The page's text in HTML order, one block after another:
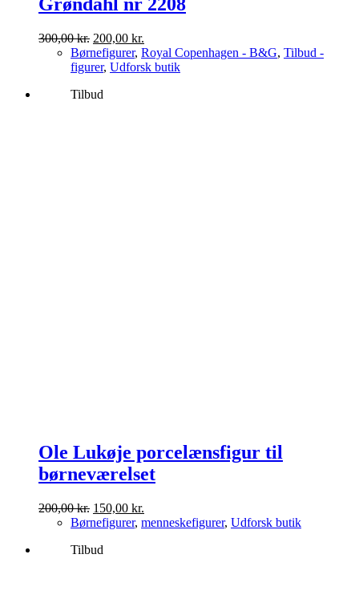
300,00kr. Den
oprindelige
pris
300,00 kr..
200,00 kr.
aktuelle
pris
Børnefigurer, Royal Copenhagen - B&G, Tilbud -
figurer, Udforsk butik
Tilbud
Ole Lukøje porcelænsfigur til
børneværelset
200,00kr. Den
oprindelige
var:
150,00 kr.
aktuelle
Børnefigurer, menneskefigurer, Udforsk butik
Tilbud